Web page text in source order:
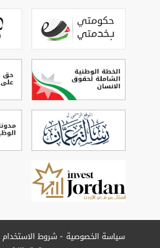
سياسة الخصوصية شروط الاستخدام